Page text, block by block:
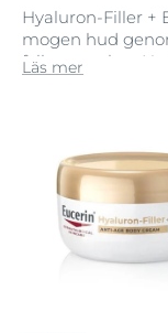
Hyaluron-Filler +
mogen hud
fylla ut rynkor.
Läs mer